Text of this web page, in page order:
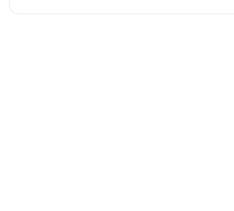
പരസ്പരം ഉപയോഗിക്കുന്നു.